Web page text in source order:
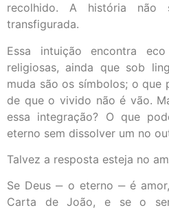
recolhido. A história não
transfigurada.
Essa intuição encontra
religiosas, ainda que sob
muda são os símbolos; o que
de que o vivido não é vão.
essa integração? O que
eterno sem dissolver um no
Talvez a resposta esteja no
Se Deus ‒ o eterno ‒ é
Carta de João, e se o